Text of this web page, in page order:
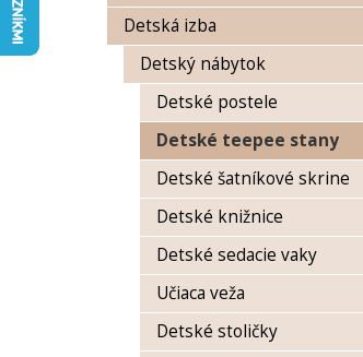
Detská izba
Detský nábytok
Detské postele
Detské teepee stany
Detské šatníkové skrine
Detské knižnice
Detské sedacie vaky
Učiaca veža
Detské stoličky